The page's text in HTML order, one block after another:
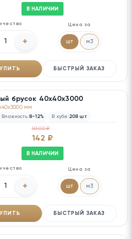
В НАЛИЧИИ
+
Цена за
шт м3
БЫСТРЫЙ ЗАКАЗ
брусок 40х40х3000
мм
Влажность:8-12% В кубе: 208 шт
161.00 ₽
142 ₽
В НАЛИЧИИ
+
Цена за
шт м3
БЫСТРЫЙ ЗАКАЗ